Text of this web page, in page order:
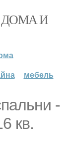
ДОМА И
мебель
-
кв.